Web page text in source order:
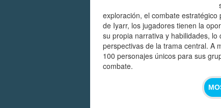
exploración, el combate
de Iyarr, los jugadores tienen la
su propia narrativa y habilidades,
perspectivas de la trama central. A
100 personajes únicos para sus
combate.